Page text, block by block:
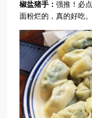
椒盐猪手： 强推！必
面粉烂的，真的好吃。